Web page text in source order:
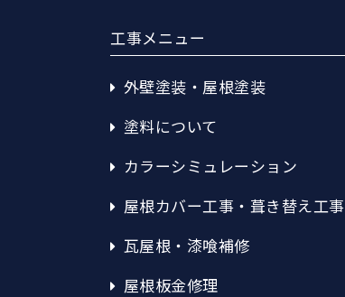
工事メニュー
外壁塗装・屋根塗装
塗料について
カラーシミュレーション
屋根カバー工事・葺き替え工事
瓦屋根・漆喰補修
屋根板金修理